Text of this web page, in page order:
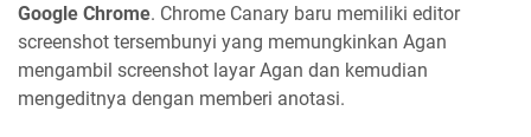
Google Chrome. Chrome Canary baru memiliki editor
screenshot tersembunyi yang memungkinkan Agan
mengambil screenshot layar Agan dan kemudian
mengeditnya dengan memberi anotasi.